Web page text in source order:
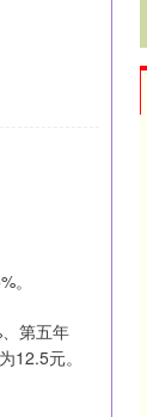
。
第五年
12.5元。